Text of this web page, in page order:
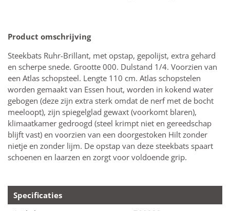
Product omschrijving
Steekbats Ruhr-Brillant, met opstap, gepolijst, extra gehard
en scherpe snede. Grootte 000. Dulstand 1/4. Voorzien van
een Atlas schopsteel. Lengte 110 cm. Atlas schopstelen
worden gemaakt van Essen hout, worden in kokend water
gebogen (deze zijn extra sterk omdat de nerf met de bocht
meeloopt), zijn spiegelglad gewaxt (voorkomt blaren),
klimaatkamer gedroogd (steel krimpt niet en gereedschap
blijft vast) en voorzien van een doorgestoken Hilt zonder
nietje en zonder lijm. De opstap van deze steekbats spaart
schoenen en laarzen en zorgt voor voldoende grip.
Specificaties